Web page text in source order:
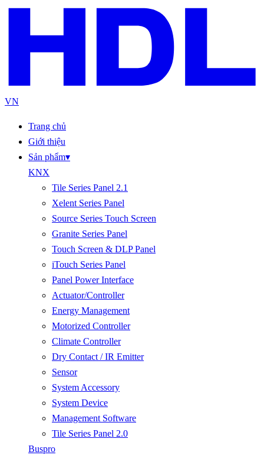
VN
Trang chủ
Giới thiệu
Sản phẩm▾
KNX
Tile Series Panel 2.1
Xelent Series Panel
Source Series Touch Screen
Granite Series Panel
Touch Screen & DLP Panel
iTouch Series Panel
Panel Power Interface
Actuator/Controller
Energy Management
Motorized Controller
Climate Controller
Dry Contact / IR Emitter
Sensor
System Accessory
System Device
Management Software
Tile Series Panel 2.0
Buspro